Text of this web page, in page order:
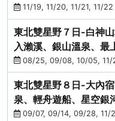
(仙/青)
11/19, 11/20, 11/21, 11/
東北雙星野７日-白神
入瀨溪、銀山溫泉、最
進免稅店)(仙/青)
08/25, 09/08, 10/05, 11/
東北雙星野８日-大內
泉、輕舟遊船、星空銀
(不進免稅店)(仙/青)
09/07, 09/14, 09/28, 11/